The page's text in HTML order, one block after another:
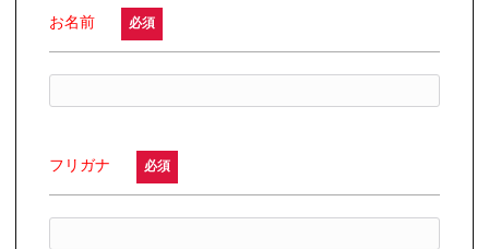
お名前 必須
フリガナ 必須